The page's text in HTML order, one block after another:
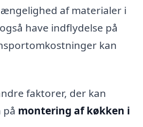
af materialer i
have indflydelse på
kan
faktorer, der kan
på montering af køkken i